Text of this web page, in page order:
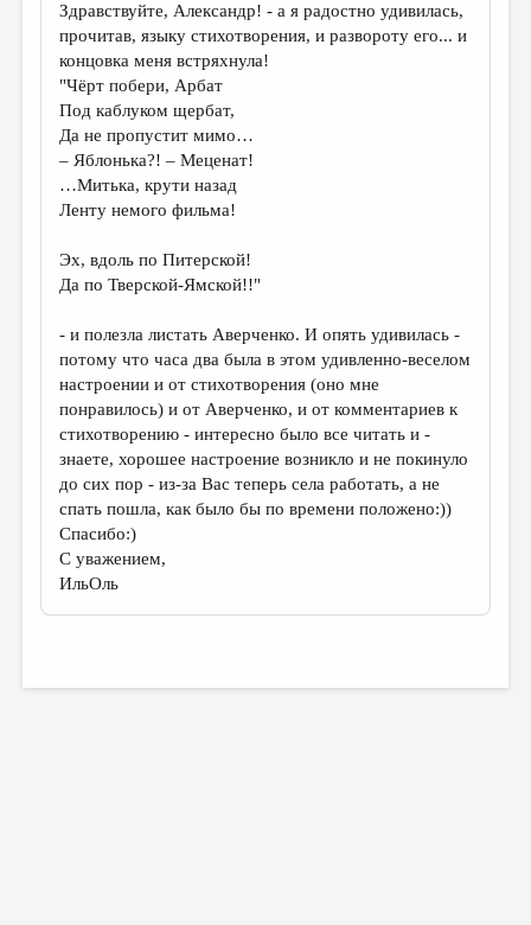
Здравствуйте, Александр! - а я радостно удивилась,
прочитав, языку стихотворения, и развороту его... и
концовка меня встряхнула!
"Чёрт побери, Арбат
Под каблуком щербат,
Да не пропустит мимо…
– Яблонька?! – Меценат!
…Митька, крути назад
Ленту немого фильма!
Эх, вдоль по Питерской!
Да по Тверской-Ямской!!"
- и полезла листать Аверченко. И опять удивилась -
потому что часа два была в этом удивленно-веселом
настроении и от стихотворения (оно мне
понравилось) и от Аверченко, и от комментариев к
стихотворению - интересно было все читать и -
знаете, хорошее настроение возникло и не покинуло
до сих пор - из-за Вас теперь села работать, а не
спать пошла, как было бы по времени положено:))
Спасибо:)
С уважением,
ИльОль